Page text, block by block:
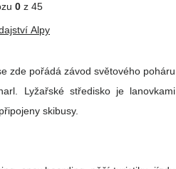
0 z 45
Alpy
zde pořádá závod světového poháru
Lyžařské středisko je lanovkami
skibusy.